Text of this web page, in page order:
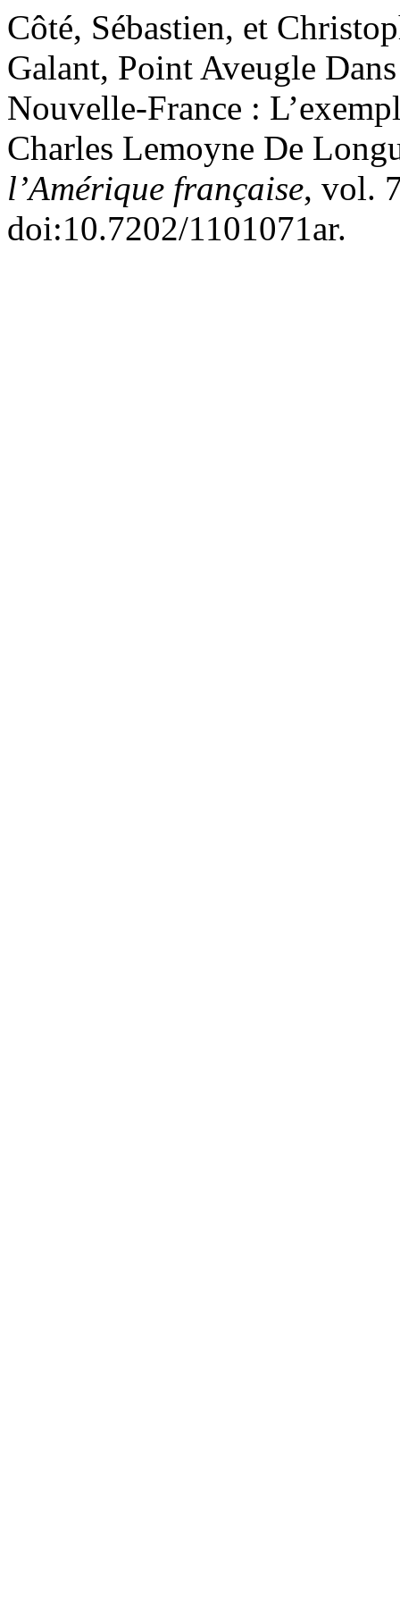
Côté, Sébastien, et
Galant, Point Aveugle
Nouvelle-France :
Charles Lemoyne De
l’Amérique française, vol.
doi:10.7202/1101071ar.